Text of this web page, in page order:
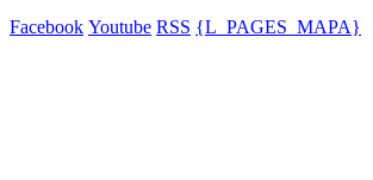
Facebook Youtube RSS {L_PAGES_MAPA}